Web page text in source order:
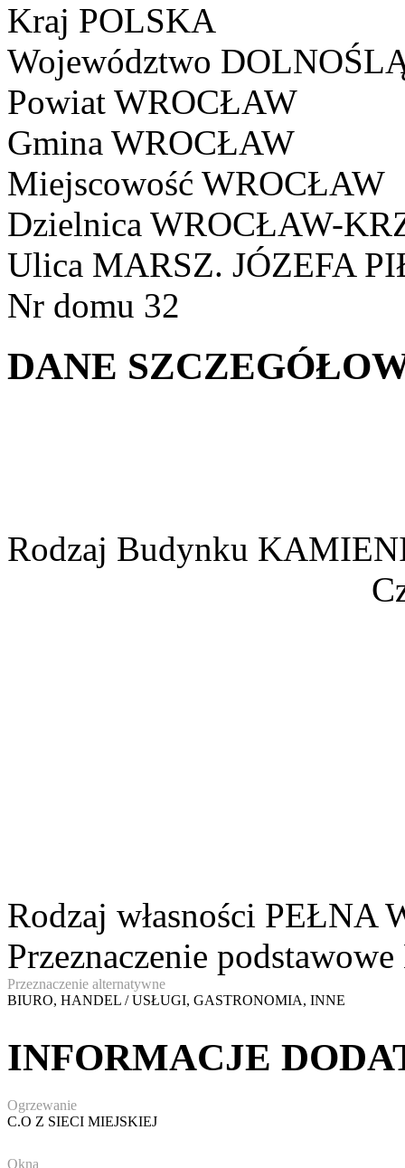
Kraj POLSKA
Województwo
Powiat WROCŁAW
Gmina WROCŁAW
Miejscowość WROCŁAW
Dzielnica WROCŁAW-
Ulica MARSZ. JÓZEFA
Nr domu 32
DANE
Rodzaj Budynku
Rodzaj własności PEŁNA
Przeznaczenie podstawowe
Przeznaczenie alternatywne
BIURO, HANDEL / USŁUGI, GASTRONOMIA, INNE
INFORMACJE
Ogrzewanie
C.O Z SIECI MIEJSKIEJ
Okna